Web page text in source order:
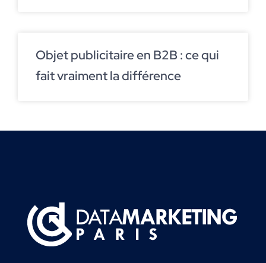
Objet publicitaire en B2B : ce qui
fait vraiment la différence